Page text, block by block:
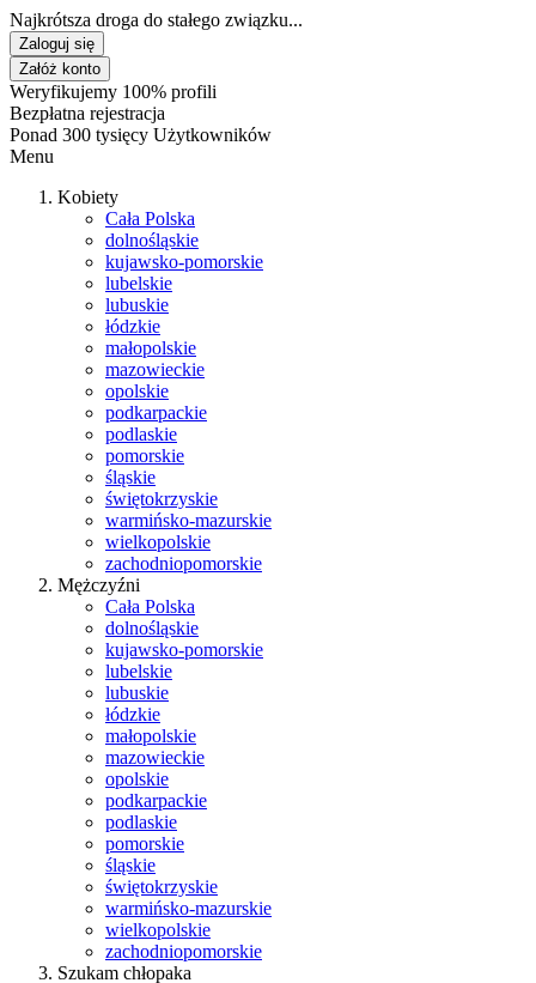
Najkrótsza droga do stałego związku...
Zaloguj się
Załóż konto
Weryfikujemy 100% profili
Bezpłatna rejestracja
Ponad 300 tysięcy Użytkowników
Menu
Kobiety
Cała Polska
dolnośląskie
kujawsko-pomorskie
lubelskie
lubuskie
łódzkie
małopolskie
mazowieckie
opolskie
podkarpackie
podlaskie
pomorskie
śląskie
świętokrzyskie
warmińsko-mazurskie
wielkopolskie
zachodniopomorskie
Mężczyźni
Cała Polska
dolnośląskie
kujawsko-pomorskie
lubelskie
lubuskie
łódzkie
małopolskie
mazowieckie
opolskie
podkarpackie
podlaskie
pomorskie
śląskie
świętokrzyskie
warmińsko-mazurskie
wielkopolskie
zachodniopomorskie
Szukam chłopaka